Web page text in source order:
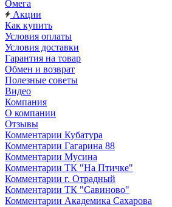
Омега
Акции
Как купить
Условия оплаты
Условия доставки
Гарантия на товар
Обмен и возврат
Полезные советы
Видео
Компания
О компании
Отзывы
Комментарии Кубатура
Комментарии Гагарина 88
Комментарии Мусина
Комментарии ТК "На Птичке"
Комментарии г. Отрадный
Комментарии ТК "Савиново"
Комментарии Академика Сахарова